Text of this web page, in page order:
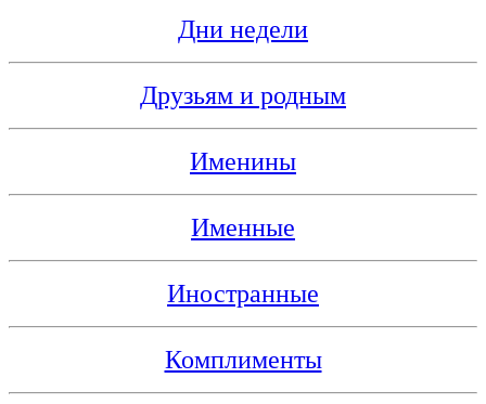
Дни недели
Друзьям и родным
Именины
Именные
Иностранные
Комплименты